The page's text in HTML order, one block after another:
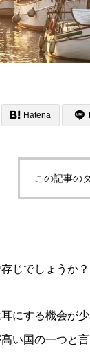
Hatena
この記事の
じでしょうか？
にする機会が
い国の一つと言